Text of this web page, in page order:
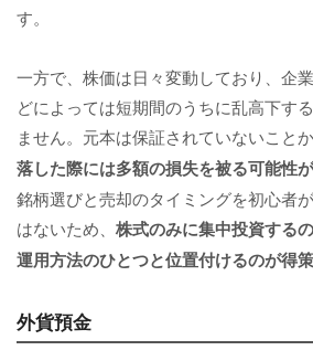
す。
一方で、株価は日々変動しており、企
どによっては短期間のうちに乱高下す
ません。元本は保証されていないことか
落した際には多額の損失を被る可能性
銘柄選びと売却のタイミングを初心者
はないため、 株式のみに集中投資する
運用方法のひとつと位置付けるのが得策
外貨預金